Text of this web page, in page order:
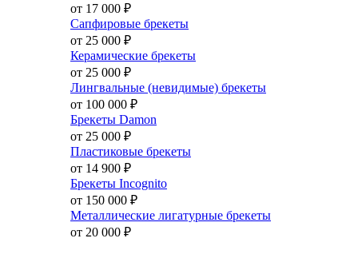
от 17 000 ₽
Сапфировые брекеты
от 25 000 ₽
Керамические брекеты
от 25 000 ₽
Лингвальные (невидимые) брекеты
от 100 000 ₽
Брекеты Damon
от 25 000 ₽
Пластиковые брекеты
от 14 900 ₽
Брекеты Incognito
от 150 000 ₽
Металлические лигатурные брекеты
от 20 000 ₽